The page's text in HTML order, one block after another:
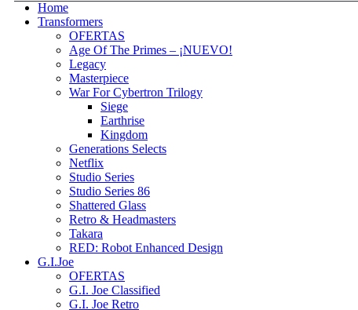
Home
Transformers
OFERTAS
Age Of The Primes – ¡NUEVO!
Legacy
Masterpiece
War For Cybertron Trilogy
Siege
Earthrise
Kingdom
Generations Selects
Netflix
Studio Series
Studio Series 86
Shattered Glass
Retro & Headmasters
Takara
RED: Robot Enhanced Design
G.I.Joe
OFERTAS
G.I. Joe Classified
G.I. Joe Retro